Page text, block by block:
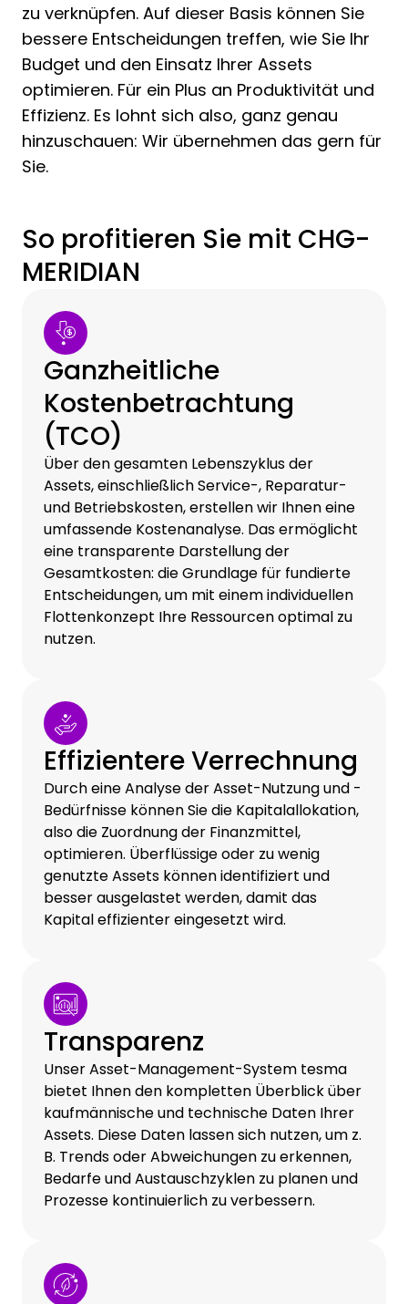
zu verknüpfen. Auf dieser Basis können Sie
bessere Entscheidungen treffen, wie Sie Ihr
Budget und den Einsatz Ihrer Assets
optimieren. Für ein Plus an Produktivität und
Effizienz. Es lohnt sich also, ganz genau
hinzuschauen: Wir übernehmen das gern für
Sie.
So profitieren Sie mit CHG-
MERIDIAN
Ganzheitliche
Kostenbetrachtung
(TCO)
Über den gesamten Lebenszyklus der
Assets, einschließlich Service-, Reparatur-
und Betriebskosten, erstellen wir Ihnen eine
umfassende Kostenanalyse. Das ermöglicht
eine transparente Darstellung der
Gesamtkosten: die Grundlage für fundierte
Entscheidungen, um mit einem individuellen
Flottenkonzept Ihre Ressourcen optimal zu
nutzen.
Effizientere Verrechnung
Durch eine Analyse der Asset-Nutzung und -
Bedürfnisse können Sie die Kapitalallokation,
also die Zuordnung der Finanzmittel,
optimieren. Überflüssige oder zu wenig
genutzte Assets können identifiziert und
besser ausgelastet werden, damit das
Kapital effizienter eingesetzt wird.
Transparenz
Unser Asset-Management-System tesma
bietet Ihnen den kompletten Überblick über
kaufmännische und technische Daten Ihrer
Assets. Diese Daten lassen sich nutzen, um z.
B. Trends oder Abweichungen zu erkennen,
Bedarfe und Austauschzyklen zu planen und
Prozesse kontinuierlich zu verbessern.